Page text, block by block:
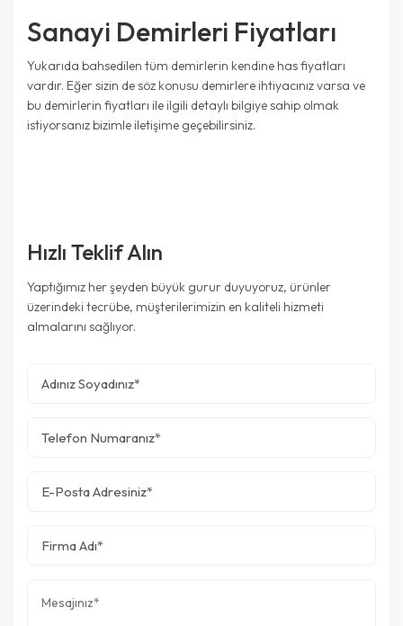
Sanayi Demirleri Fiyatları
Yukarıda bahsedilen tüm demirlerin kendine has fiyatları
vardır. Eğer sizin de söz konusu demirlere ihtiyacınız varsa ve
bu demirlerin fiyatları ile ilgili detaylı bilgiye sahip olmak
istiyorsanız bizimle iletişime geçebilirsiniz.
Hızlı Teklif Alın
Yaptığımız her şeyden büyük gurur duyuyoruz, ürünler
üzerindeki tecrübe, müşterilerimizin en kaliteli hizmeti
almalarını sağlıyor.